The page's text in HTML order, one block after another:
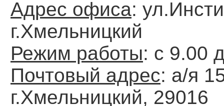
Адрес офиса:
г.Хмельницкий
Режим работы: с 9.00
Почтовый адрес: а/я
г.Хмельницкий, 29016